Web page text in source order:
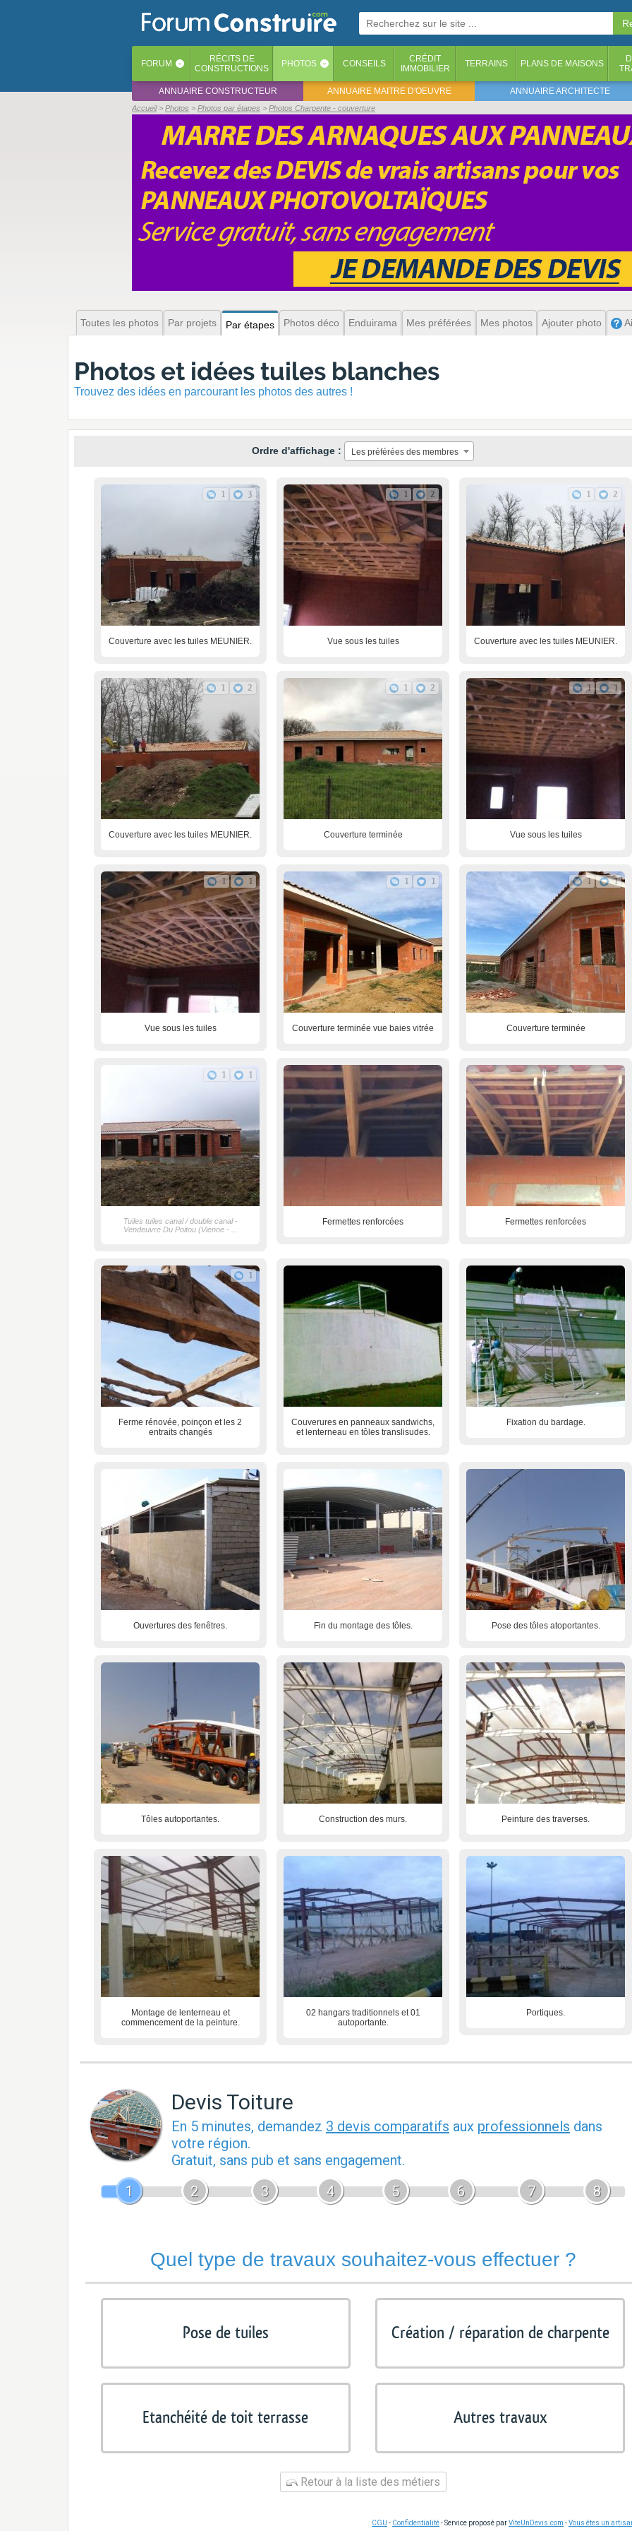
FORUM ‹ RÉCITS DE
CONSTRUCTIONS
PHOTOS ‹ CONSEILS
CRÉDIT
IMMOBILIER
TERRAINS PLANS DE MAISONS
ANNUAIRE CONSTRUCTEUR ANNUAIRE MAITRE D'OEUVRE ANNUAIRE ARCHITECTE
Accueil Photos Photos par étapes Photos Charpente - couverture
Toutes les photos Par projets Par étapes Photos déco Enduirama Mes préférées Mes photos Ajouter photo
Photos et idées tuiles blanches
Trouvez des idées en parcourant les photos des autres !
Ordre d'affichage : Les préférées des membres
1 3
Couverture avec les tuiles MEUNIER.
1 2
Vue sous les tuiles
1 2
Couverture avec les tuiles MEUNIER.
1 2
Couverture avec les tuiles MEUNIER.
1 2
Couverture terminée
1 1
Vue sous les tuiles
1 1
Vue sous les tuiles
1 1
Couverture terminée vue baies vitrée
1 1
Couverture terminée
1 1
Tuiles tuiles canal / double canal -
Vendeuvre Du Poitou (Vienne - ...
Fermettes renforcées Fermettes renforcées
1
Ferme rénovée, poinçon et les 2
entraits changés
Couverures en panneaux sandwichs,
et lenterneau en tôles translisudes.
Fixation du bardage.
Ouvertures des fenêtres. Fin du montage des tôles. Pose des tôles atoportantes.
Tôles autoportantes. Construction des murs. Peinture des traverses.
Montage de lenterneau et
commencement de la peinture.
02 hangars traditionnels et 01
autoportante.
Portiques.
Devis Toiture
En 5 minutes, demandez 3 devis comparatifs aux professionnels dans
votre région.
Gratuit, sans pub et sans engagement.
1
2 3 4 5 6 7 8
Quel type de travaux souhaitez-vous effectuer ?
Pose de tuiles Création / réparation de charpente
Etanchéité de toit terrasse Autres travaux
Retour à la liste des métiers
CGU - Confidentialité- Service proposé parViteUnDevis.com -Vous êtes un